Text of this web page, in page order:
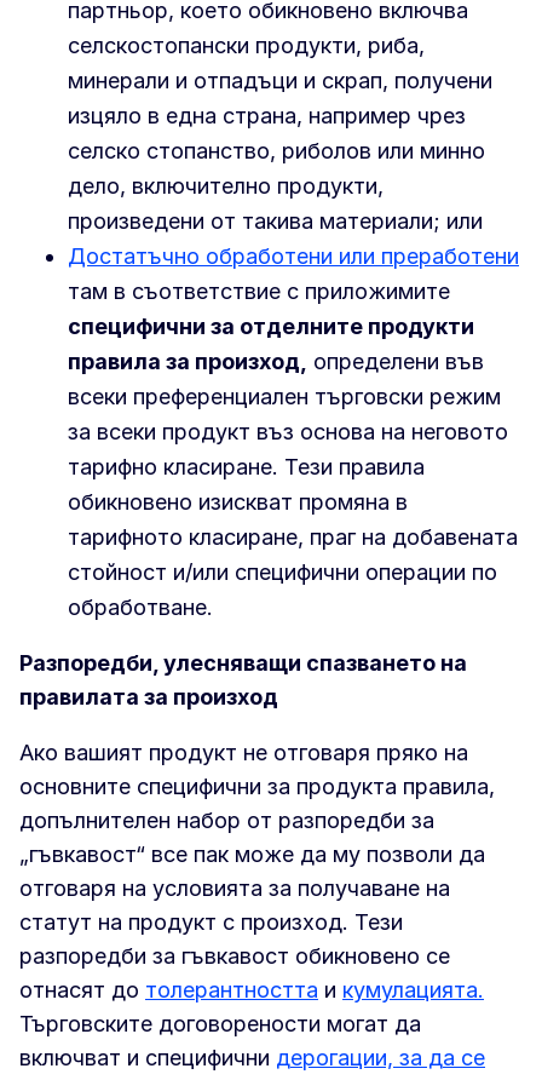
партньор, което обикновено включва
селскостопански продукти, риба,
минерали и отпадъци и скрап, получени
изцяло в една страна, например чрез
селско стопанство, риболов или минно
дело, включително продукти,
произведени от такива материали; или
Достатъчно обработени или преработени
там в съответствие с приложимите
специфични за отделните продукти
правила за произход,
определени във
всеки преференциален търговски режим
за всеки продукт въз основа на неговото
тарифно класиране. Тези правила
обикновено изискват промяна в
тарифното класиране, праг на добавената
стойност и/или специфични операции по
обработване.
Разпоредби, улесняващи спазването на
правилата за произход
Ако вашият продукт не отговаря пряко на
основните специфични за продукта правила,
допълнителен набор от разпоредби за
„гъвкавост“ все пак може да му позволи да
отговаря на условията за получаване на
статут на продукт с произход. Тези
разпоредби за гъвкавост обикновено се
отнасят до толерантността и кумулацията.
Търговските договорености могат да
включват и специфични дерогации, за да се